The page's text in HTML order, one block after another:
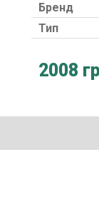
Бренд
Тип
2008